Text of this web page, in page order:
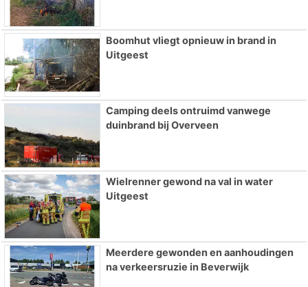
Boomhut vliegt opnieuw in brand in
Uitgeest
Camping deels ontruimd vanwege
duinbrand bij Overveen
Wielrenner gewond na val in water
Uitgeest
Meerdere gewonden en aanhoudingen
na verkeersruzie in Beverwijk